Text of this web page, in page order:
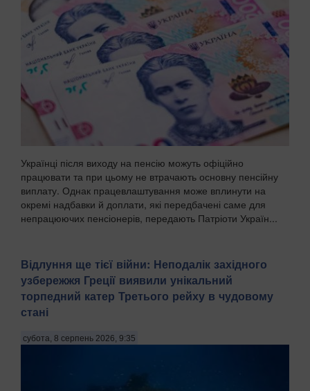
Українці після виходу на пенсію можуть офіційно
працювати та при цьому не втрачають основну пенсійну
виплату. Однак працевлаштування може вплинути на
окремі надбавки й доплати, які передбачені саме для
непрацюючих пенсіонерів, передають Патріоти Україн...
Відлуння ще тієї війни: Неподалік західного
узбережжя Греції виявили унікальний
торпедний катер Третього рейху в чудовому
стані
субота, 8 серпень 2026, 9:35